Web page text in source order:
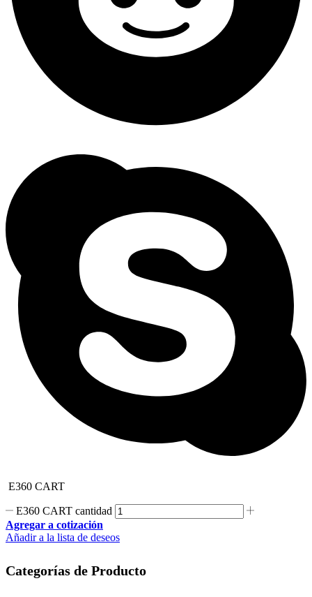
E360 CART
E360 CART cantidad
Agregar a cotización
Añadir a la lista de deseos
Categorías de Producto